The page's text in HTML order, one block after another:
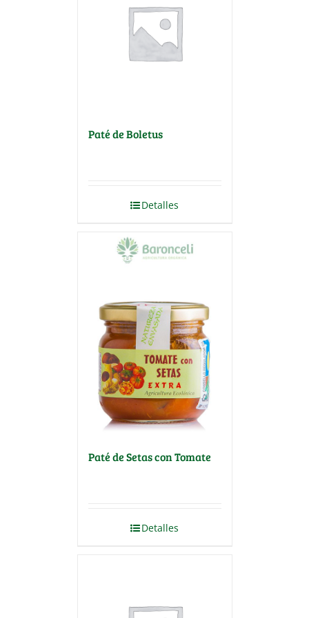
Paté de Boletus
Detalles
Paté de Setas con Tomate
Detalles